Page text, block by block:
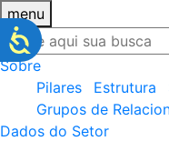
menu
Sobre
Pilares
Estrutura
Grupos de
Dados do Setor